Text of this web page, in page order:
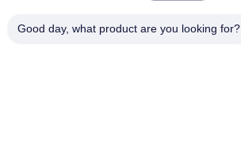
Good day, what product are you looking for?